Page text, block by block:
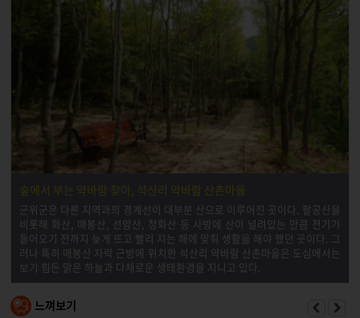
숲에서 부는 약바람 찾아, 석산리 약바람 산촌마을
군위군은 다른 지역과의 경계선이 대부분 산으로 이루어진 곳이다. 팔공산을
비롯해 화산, 매봉산, 선암산, 청화산 등 사방에 산이 널려있는 만큼 전기가
들어오기 전까지 늦게 뜨고 빨리 지는 해에 맞춰 생활을 해야 했던 곳이다. 그
러나 특히 매봉산 자락 근방에 위치한 석산리 약바람 산촌마을은 도심에서는
보기 힘든 맑은 하늘과 다채로운 생태환경을 지니고 있다.
느껴보기